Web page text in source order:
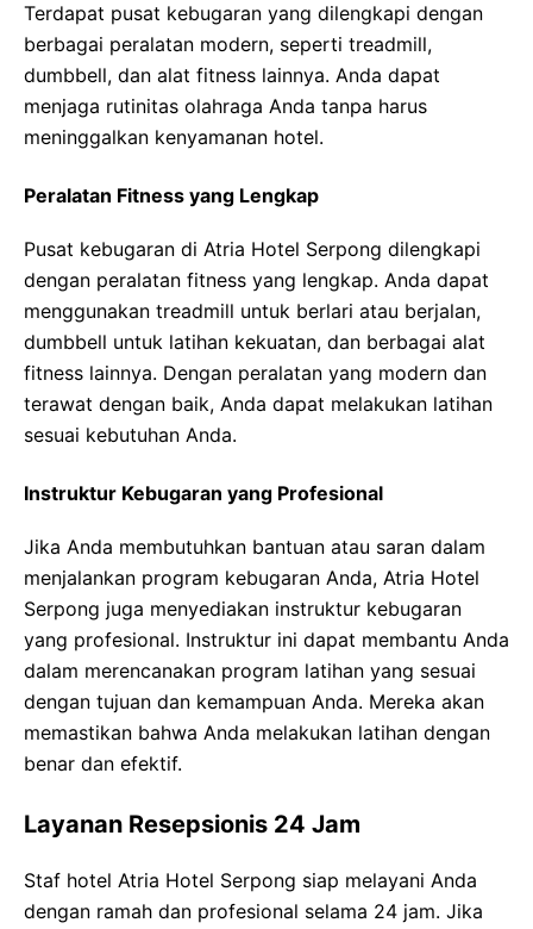
Terdapat pusat kebugaran yang dilengkapi dengan
berbagai peralatan modern, seperti treadmill,
dumbbell, dan alat fitness lainnya. Anda dapat
menjaga rutinitas olahraga Anda tanpa harus
meninggalkan kenyamanan hotel.
Peralatan Fitness yang Lengkap
Pusat kebugaran di Atria Hotel Serpong dilengkapi
dengan peralatan fitness yang lengkap. Anda dapat
menggunakan treadmill untuk berlari atau berjalan,
dumbbell untuk latihan kekuatan, dan berbagai alat
fitness lainnya. Dengan peralatan yang modern dan
terawat dengan baik, Anda dapat melakukan latihan
sesuai kebutuhan Anda.
Instruktur Kebugaran yang Profesional
Jika Anda membutuhkan bantuan atau saran dalam
menjalankan program kebugaran Anda, Atria Hotel
Serpong juga menyediakan instruktur kebugaran
yang profesional. Instruktur ini dapat membantu Anda
dalam merencanakan program latihan yang sesuai
dengan tujuan dan kemampuan Anda. Mereka akan
memastikan bahwa Anda melakukan latihan dengan
benar dan efektif.
Layanan Resepsionis 24 Jam
Staf hotel Atria Hotel Serpong siap melayani Anda
dengan ramah dan profesional selama 24 jam. Jika